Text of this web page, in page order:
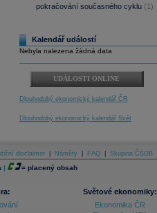
pokračování současného cyklu (1)
Kalendář událostí
Nebyla nalezena žádná data
UDÁLOSTI ONLINE
Dlouhodobý ekonomický kalendář ČR
Dlouhodobý ekonomický kalendář Svět
disclaimer Náměty FAQ Skupina ČSOB
| = placený obsah
Světové ekonomiky:
Ekonomika ČR